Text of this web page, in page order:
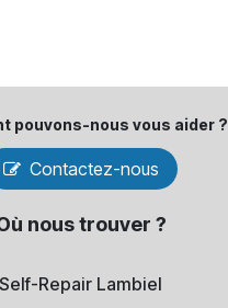
pouvons-​nous vous aider ?
Contactez-nous
nous trouver ?
Self-Repair Lambiel